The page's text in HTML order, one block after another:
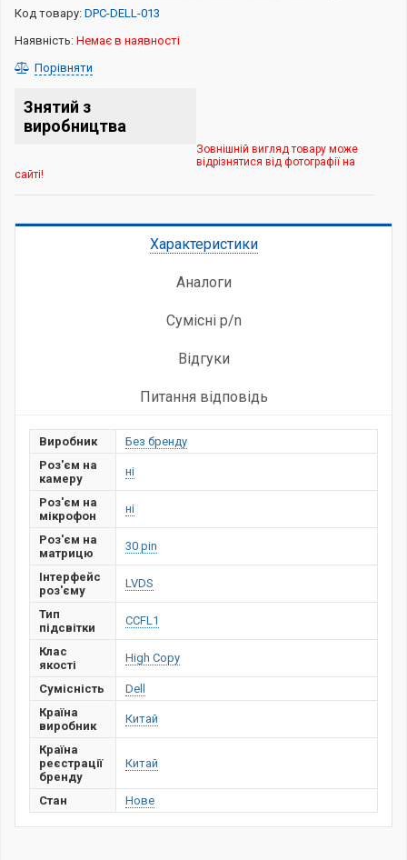
Код товару: DPC-DELL-013
Наявність: Немає в наявності
Порівняти
Знятий з
виробництва
Зовнішній вигляд товару може
відрізнятися від фотографії на
сайті!
Характеристики
Аналоги
Сумісні p/n
Відгуки
Питання відповідь
Виробник
Без бренду
Роз'єм на
камеру
ні
Роз'єм на
мікрофон
ні
Роз'єм на
матрицю
30 pin
Інтерфейс
роз'єму
LVDS
Тип
підсвітки
CCFL1
Клас
якості
High Copy
Сумісність
Dell
Країна
виробник
Китай
Країна
реєстрації
бренду
Китай
Стан Нове